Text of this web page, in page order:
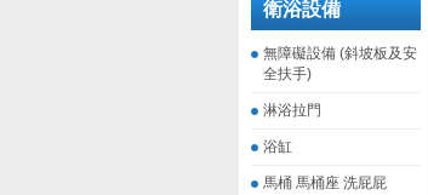
衛浴設備
無障礙設備 (斜坡板及安
全扶手)
淋浴拉門
浴缸
馬桶 馬桶座 洗屁屁